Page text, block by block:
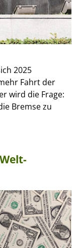
2025
Fahrt der
wird die Frage:
Bremse zu